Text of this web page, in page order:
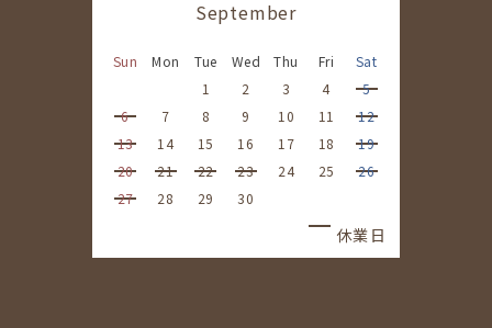
September
Sun Mon Tue Wed Thu Fri
Sat
1
2 3 4
5
6
7 8 9 10 11
12
13
14 15 16 17 18
19
20
21 22 23 24 25
26
27
28 29 30
休業日